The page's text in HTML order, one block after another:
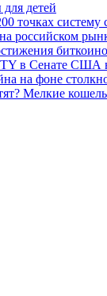
детей
точках
российском
в Сенате США
на фоне
Мелкие